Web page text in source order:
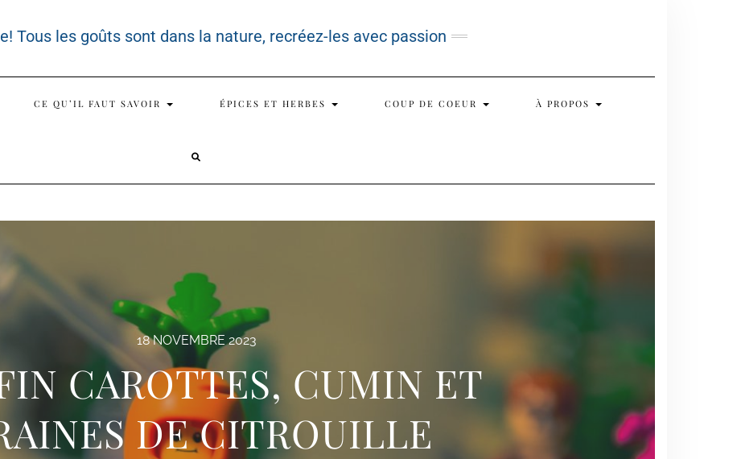
Tous les goûts sont dans la nature, recréez-les avec passion
CE QU’IL FAUT SAVOIR ÉPICES ET HERBES COUP DE COEUR À PROPOS
18 NOVEMBRE 2023
CAROTTES, CUMIN ET
DE CITROUILLE